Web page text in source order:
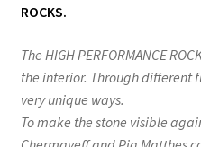
ROCKS.
The HIGH PERFORMANCE
the interior. Through different
very unique ways.
To make the stone visible